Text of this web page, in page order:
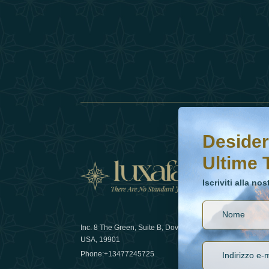
Inc. 8 The Green, Suite B, Dover, DE
USA, 19901
Phone:+13477245725
Come la
lusso nel
Desideri saperne di
Iscriviti alla nostra
Ultime
Iscriviti alla